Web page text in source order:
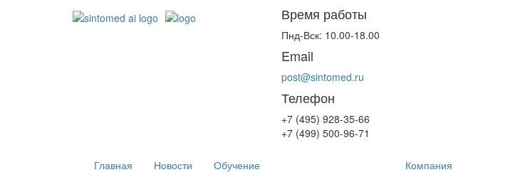
Время работы
Пнд-Вск: 10.00-18.00
Email
post@sintomed.ru
Телефон
+7 (495) 928-35-66
+7 (499) 500-96-71
Главная Новости
Обучение
Компания